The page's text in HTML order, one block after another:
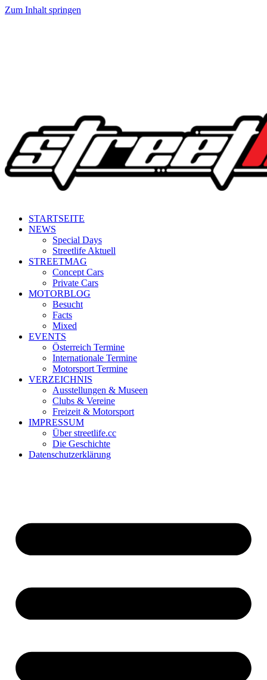
Zum Inhalt springen
STARTSEITE
NEWS
Special Days
Streetlife Aktuell
STREETMAG
Concept Cars
Private Cars
MOTORBLOG
Besucht
Facts
Mixed
EVENTS
Österreich Termine
Internationale Termine
Motorsport Termine
VERZEICHNIS
Ausstellungen & Museen
Clubs & Vereine
Freizeit & Motorsport
IMPRESSUM
Über streetlife.cc
Die Geschichte
Datenschutzerklärung